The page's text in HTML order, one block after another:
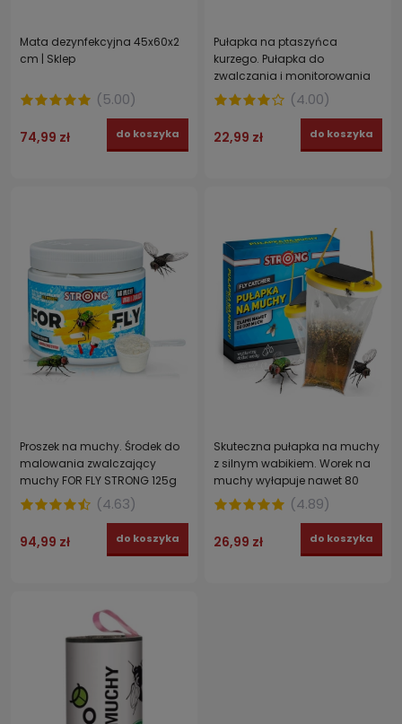
Mata dezynfekcyjna 45x60x2
cm | Sklep
(5.00)
74,99 zł do koszyka
Pułapka na ptaszyńca
kurzego. Pułapka do
zwalczania i monitorowania
ptaszyńca w kurnikach ONE
SHOT 1 szt.
(4.00)
22,99 zł do koszyka
Proszek na muchy. Środek do
malowania zwalczający
muchy FOR FLY STRONG 125g
(4.63)
94,99 zł do koszyka
Skuteczna pułapka na muchy
z silnym wabikiem. Worek na
muchy wyłapuje nawet 80
000 owadów STRONG FLY
CATCHER 1 szt.
(4.89)
26,99 zł do koszyka